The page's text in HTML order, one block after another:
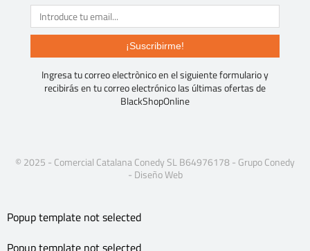
¡Suscribirme!
Ingresa tu correo electrònico en el siguiente formulario y
recibirás en tu correo electrónico las últimas ofertas de
BlackShopOnline
© 2025 - Comercial Catalana Conedy SL B64976178 - Grupo Conedy
- Diseño Web
Popup template not selected
Popup template not selected